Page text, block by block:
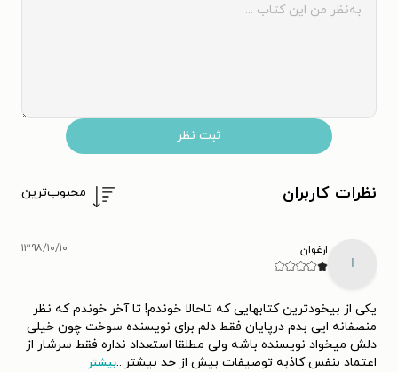
ثبت نظر
نظرات کاربران محبوب‌ترین
ا
ارغوان ۱۳۹۸/۱۰/۱۰
یکی از بیخودترین کتابهایی که تاحالا خوندم! تا آخر خوندم که نظر
منصفانه ایی بدم درپایان فقط دلم برای نویسنده سوخت چون خیلی
دلش میخواد نویسنده باشه ولی مطلقا استعداد نداره فقط سرشار از
اعتماد بنفس کاذبه توصیفات بیش از حد بیشتر...بیشتر